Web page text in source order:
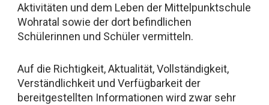
Aktivitäten und dem Leben der Mittelpunktschule
Wohratal sowie der dort befindlichen
Schülerinnen und Schüler vermitteln.
Auf die Richtigkeit, Aktualität, Vollständigkeit,
Verständlichkeit und Verfügbarkeit der
bereitgestellten Informationen wird zwar sehr